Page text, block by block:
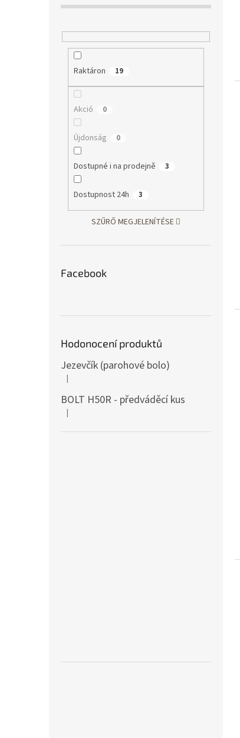
Raktáron 19
Akció 0
Újdonság 0
Dostupné i na prodejně 3
Dostupnost 24h 3
SZŰRŐ MEGJELENÍTÉSE
Facebook
Hodonocení produktů
Jezevčík (parohové bolo)
A termék értékelése 5-ből 5 csillag.
|
BOLT H50R - předváděcí kus
A termék értékelése 5-ből 5 csillag.
|